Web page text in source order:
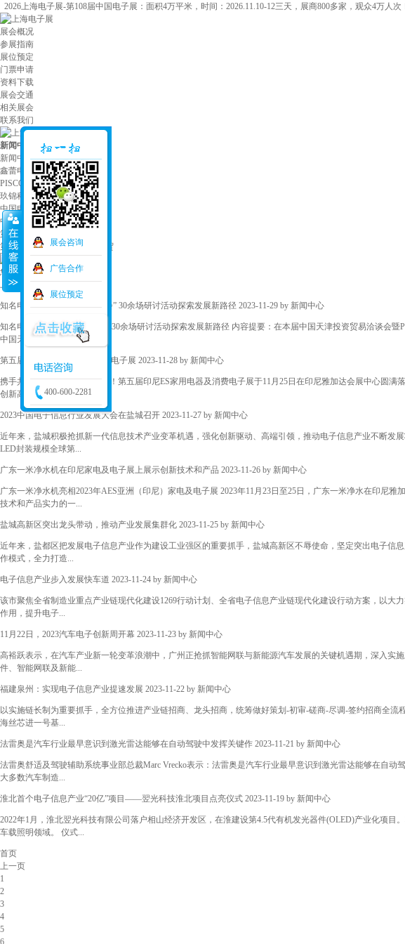
2026上海电子展-第108届中国电子展：面积4万平米，时间：2026.11.10-12三天，展商800多家，观众4万人次
展会概况
参展指南
展位预定
门票申请
资料下载
展会交通
相关展会
联系我们
新闻中心
上海电子展
新闻中心
鑫蕾电子 多品类线束覆盖多
PISCO中国：传承日本流体技
玖锦科技携多款明星产品及测
中国电子智能制造（实装）示
中国电子展组委会携手电子制
第十四届中国电子信息博览会
第二届湖南（怀化）RCEP经贸
您当前的位置:
上海电子展新闻中心
知名电子商务平台齐聚“津洽会” 30余场研讨活动探索发展新路径 2023-11-29 by 新闻中心
知名电子商务平台齐聚津洽会 30余场研讨活动探索发展新路径 内容提要：在本届中国天津投资贸易洽谈会
中国天津投资贸易...
第五届印尼ES家用电器及消费电子展 2023-11-28 by 新闻中心
携手共创海外新机，再创新高！第五届印尼ES家用电器及消费电子展于11月25日在印尼雅加达会展中心圆
创新高！第五届...
2023中国电子信息行业发展大会在盐城召开 2023-11-27 by 新闻中心
近年来，盐城积极抢抓新一代信息技术产业变革机遇，强化创新驱动、高端引领，推动电子信息产业不断
LED封装规模全球第...
广东一米净水机在印尼家电及电子展上展示创新技术和产品 2023-11-26 by 新闻中心
广东一米净水机亮相2023年AES亚洲（印尼）家电及电子展 2023年11月23日至25日，广东一米净水在印尼
技术和产品实力的一...
盐城高新区突出龙头带动，推动产业发展集群化 2023-11-25 by 新闻中心
近年来，盐都区把发展电子信息产业作为建设工业强区的重要抓手，盐城高新区不辱使命，坚定突出电子
作模式，全力打造...
电子信息产业步入发展快车道 2023-11-24 by 新闻中心
该市聚焦全省制造业重点产业链现代化建设1269行动计划、全省电子信息产业链现代化建设行动方案，以
作用，提升电子...
11月22日，2023汽车电子创新周开幕 2023-11-23 by 新闻中心
高裕跃表示，在汽车产业新一轮变革浪潮中，广州正抢抓智能网联与新能源汽车发展的关键机遇期，深入
件、智能网联及新能...
福建泉州：实现电子信息产业提速发展 2023-11-22 by 新闻中心
以实施链长制为重要抓手，全方位推进产业链招商、龙头招商，统筹做好策划-初审-磋商-尽调-签约招商全
海丝芯进一号基...
法雷奥是汽车行业最早意识到激光雷达能够在自动驾驶中发挥关键作 2023-11-21 by 新闻中心
法雷奥舒适及驾驶辅助系统事业部总裁Marc Vrecko表示：法雷奥是汽车行业最早意识到激光雷达能够在自
大多数汽车制造...
淮北首个电子信息产业“20亿”项目——翌光科技淮北项目点亮仪式 2023-11-19 by 新闻中心
2022年1月，淮北翌光科技有限公司落户相山经济开发区，在淮建设第4.5代有机发光器件(OLED)产业化项
车载照明领域。 仪式...
首页
上一页
1
2
3
4
5
6
展会咨询
广告合作
展位预定
400-600-2281